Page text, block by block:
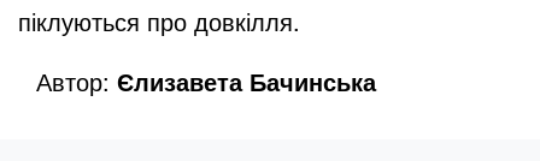
піклуються про довкілля.
Автор: Єлизавета Бачинська